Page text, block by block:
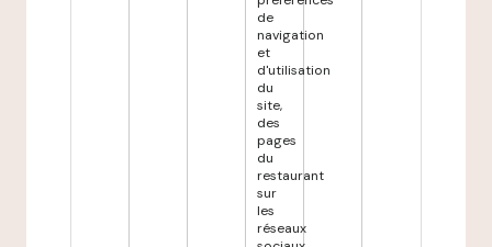
de
navigation
et
d'utilisation
du
site,
des
pages
du
restaurant
sur
les
réseaux